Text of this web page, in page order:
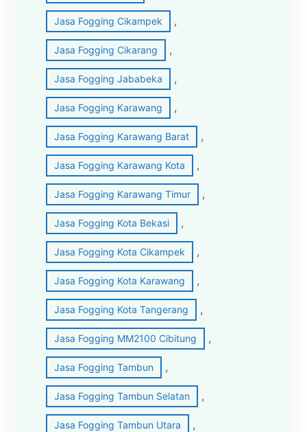
Jasa Fogging Cikampek ,
Jasa Fogging Cikarang ,
Jasa Fogging Jababeka ,
Jasa Fogging Karawang ,
Jasa Fogging Karawang Barat ,
Jasa Fogging Karawang Kota ,
Jasa Fogging Karawang Timur ,
Jasa Fogging Kota Bekasi ,
Jasa Fogging Kota Cikampek ,
Jasa Fogging Kota Karawang ,
Jasa Fogging Kota Tangerang ,
Jasa Fogging MM2100 Cibitung ,
Jasa Fogging Tambun ,
Jasa Fogging Tambun Selatan ,
Jasa Fogging Tambun Utara ,